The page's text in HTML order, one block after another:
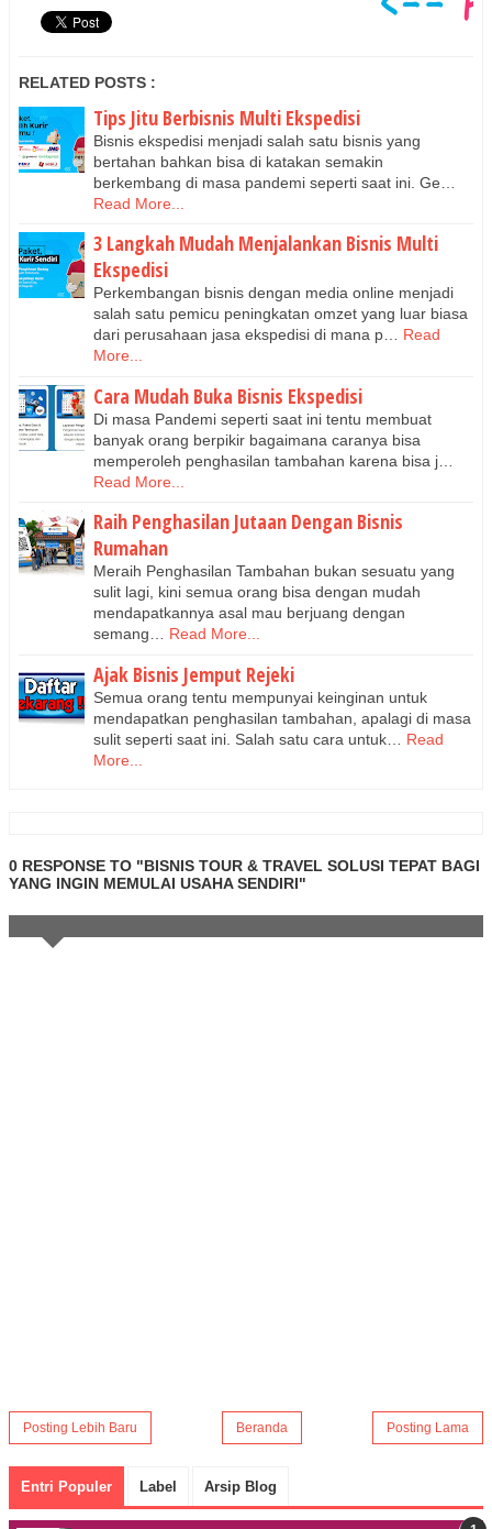
RELATED POSTS :
Tips Jitu Berbisnis Multi Ekspedisi
Bisnis ekspedisi menjadi salah satu bisnis yang
bertahan bahkan bisa di katakan semakin
berkembang di masa pandemi seperti saat ini. Ge…
Read More...
3 Langkah Mudah Menjalankan Bisnis Multi
Ekspedisi
Perkembangan bisnis dengan media online menjadi
salah satu pemicu peningkatan omzet yang luar biasa
dari perusahaan jasa ekspedisi di mana p…
Read
More...
Cara Mudah Buka Bisnis Ekspedisi
Di masa Pandemi seperti saat ini tentu membuat
banyak orang berpikir bagaimana caranya bisa
memperoleh penghasilan tambahan karena bisa j…
Read More...
Raih Penghasilan Jutaan Dengan Bisnis
Rumahan
Meraih Penghasilan Tambahan bukan sesuatu yang
sulit lagi, kini semua orang bisa dengan mudah
mendapatkannya asal mau berjuang dengan
semang…
Read More...
Ajak Bisnis Jemput Rejeki
Semua orang tentu mempunyai keinginan untuk
mendapatkan penghasilan tambahan, apalagi di masa
sulit seperti saat ini. Salah satu cara untuk…
Read
More...
0 RESPONSE TO "BISNIS TOUR & TRAVEL SOLUSI TEPAT BAGI
YANG INGIN MEMULAI USAHA SENDIRI"
Posting Lebih Baru Posting Lama
Beranda
Entri Populer Label Arsip Blog